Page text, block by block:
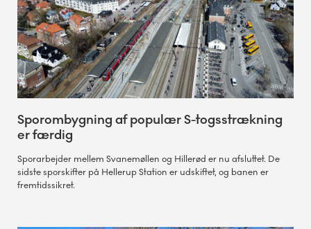
Sporombygning af populær S-togsstrækning
er færdig
Sporarbejder mellem Svanemøllen og Hillerød er nu afsluttet. De
sidste sporskifter på Hellerup Station er udskiftet, og banen er
fremtidssikret.